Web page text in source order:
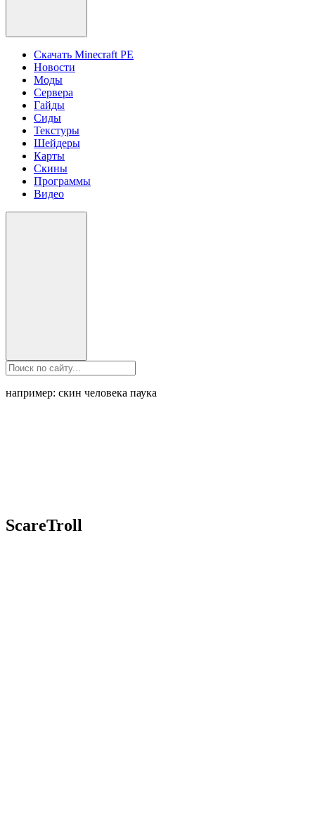
Скачать Minecraft PE
Новости
Моды
Сервера
Гайды
Сиды
Текстуры
Шейдеры
Карты
Скины
Программы
Видео
например: скин человека паука
ScareTroll